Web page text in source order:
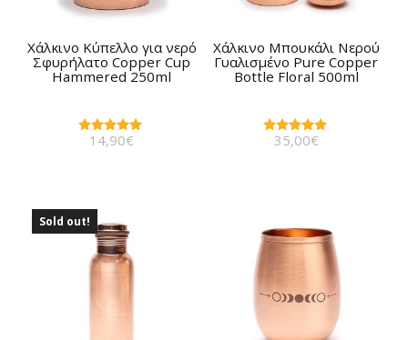
Χάλκινο Kύπελλο για νερό
Σφυρήλατο Copper Cup
Hammered 250ml
Βαθμολογήθηκε
14,90€
Χάλκινο Μπουκάλι Νερού
Γυαλισμένο Pure Copper
Bottle Floral 500ml
Βαθμολογήθηκε
35,00€
Sold out!